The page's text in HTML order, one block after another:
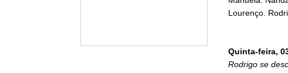
Lourenço.
Quinta-feira,
Rodrigo se